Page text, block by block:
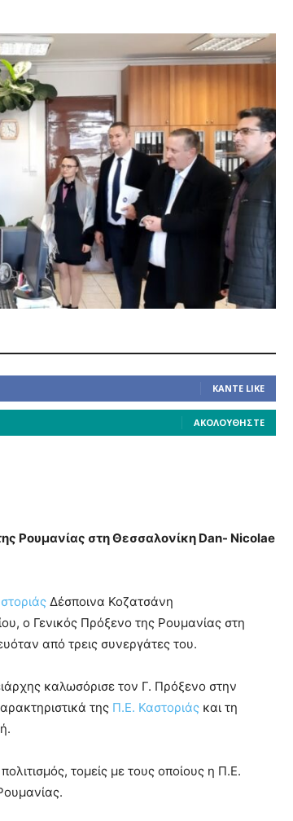
ΚΆΝΤΕ LIKE
ΑΚΟΛΟΥΘΉΣΤΕ
Ρουμανίας στη Θεσσαλονίκη Dan- Nicolae
Δέσποινα Κοζατσάνη
o Γενικός Πρόξενο της Ρουμανίας στη
από τρεις συνεργάτες του.
καλωσόρισε τον Γ. Πρόξενο στην
της Π.Ε. Καστοριάς και τη
τομείς με τους οποίους η Π.Ε.